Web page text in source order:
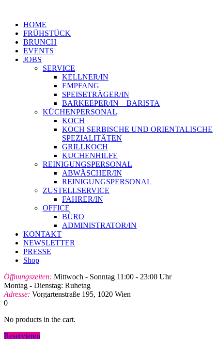
HOME
FRÜHSTÜCK
BRUNCH
EVENTS
JOBS
SERVICE
KELLNER/IN
EMPFANG
SPEISETRÄGER/IN
BARKEEPER/IN – BARISTA
KÜCHENPERSONAL
KOCH
KOCH SERBISCHE UND ORIENTALISCHE
SPEZIALITÄTEN
GRILLKOCH
KUCHENHILFE
REINIGUNGSPERSONAL
ABWÄSCHER/IN
REINIGUNGSPERSONAL
ZUSTELLSERVICE
FAHRER/IN
OFFICE
BÜRO
ADMINISTRATOR/IN
KONTAKT
NEWSLETTER
PRESSE
Shop
Öffnungszeiten: Mittwoch - Sonntag 11:00 - 23:00 Uhr
Montag - Dienstag: Ruhetag
Adresse: Vorgartenstraße 195, 1020 Wien
0
No products in the cart.
Reservieren